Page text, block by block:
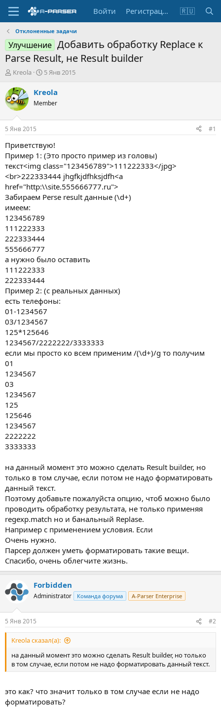
Войти Регистрация 🇷🇺
Отклоненные задачи
Улучшение Добавить обработку Replace к
Parse Result, не Result builder
А
т
о
р
т
е
м
ы
Kreola
Д
т
н
а
л
а
5 Янв 2015
Kreola
Member
5 Янв 2015 #1
Приветствую!
Пример 1: (Это просто пример из головы)
текст<img class="123456789">111222333</jpg>
<br>222333444 jhgfkjdfhksjdfh<а
href="http:\\site.555666777.ru">
Забираем Perse result данные (\d+)
имеем:
123456789
111222333
222333444
555666777
а нужно было оставить
111222333
222333444
Пример 2: (с реальных данных)
есть телефоны:
01-1234567
03/1234567
125*125646
1234567/2222222/3333333
если мы просто ко всем применим /(\d+)/g то получим
01
1234567
03
1234567
125
125646
1234567
2222222
3333333
на данный момент это можно сделать Result builder, но
только в том случае, если потом не надо форматировать
данный текст.
Поэтому добавьте пожалуйста опцию, чтоб можно было
проводить обработку результата, не только применяя
regexp.match но и банальный Replase.
Например с применением условия. Если
Очень нужно.
Парсер должен уметь форматировать такие вещи.
Спасибо, очень облегчите жизнь.
Forbidden
Administrator Команда форума A-Parser Enterprise
5 Янв 2015 #2
Kreola сказал(а):
на данный момент это можно сделать Result builder, но только
в том случае, если потом не надо форматировать данный текст.
это как? что значит только в том случае если не надо
форматировать?